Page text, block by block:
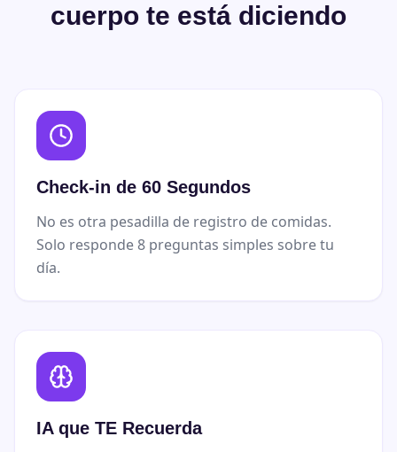
cuerpo te está diciendo
Check-in de 60 Segundos
No es otra pesadilla de registro de comidas.
Solo responde 8 preguntas simples sobre tu
día.
IA que TE Recuerda